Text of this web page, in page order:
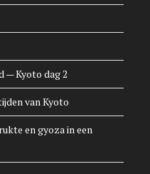
— Kyoto dag 2
van Kyoto
en gyoza in een